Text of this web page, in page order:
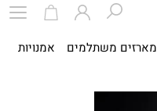
מארזים משתלמים אמנויות